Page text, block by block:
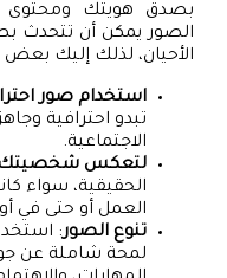
بصدق هويتك ومحتوى
الصور يمكن أن تتحدث
الأحيان، لذلك إليك بعض
استخدام صور
تبدو احترافية
الاجتماعية.
لتعكس
الحقيقية، سواء
العمل أو حتى في
تنوع الصور:
لمحة شاملة عن